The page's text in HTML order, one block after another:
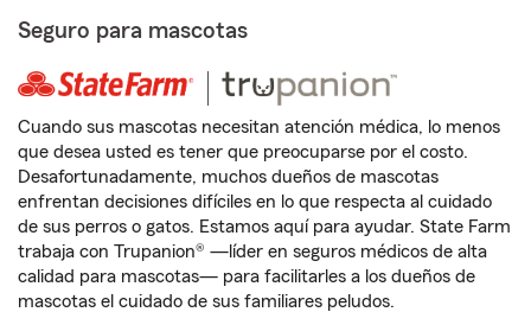
Seguro para mascotas
Cuando sus mascotas necesitan atención médica, lo menos
que desea usted es tener que preocuparse por el costo.
Desafortunadamente, muchos dueños de mascotas
enfrentan decisiones difíciles en lo que respecta al cuidado
de sus perros o gatos. Estamos aquí para ayudar. State Farm
trabaja con Trupanion® —líder en seguros médicos de alta
calidad para mascotas— para facilitarles a los dueños de
mascotas el cuidado de sus familiares peludos.